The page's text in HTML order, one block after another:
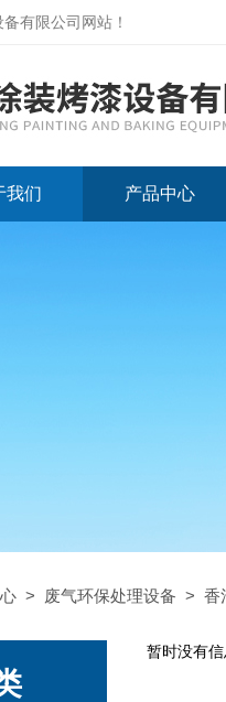
有限公司网站 ！
我们 产品中心
> 废气环保处理设备 > 香
暂时没有